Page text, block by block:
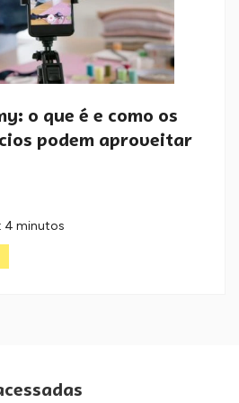
o que é e como os
podem aproveitar
4 minutos